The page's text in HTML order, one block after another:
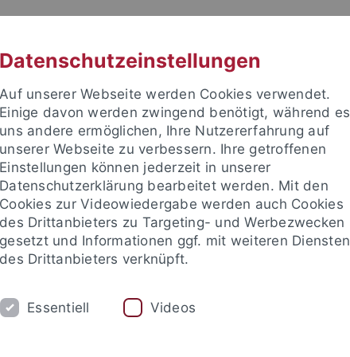
Alten Orients
Datenschutzeinstellungen
Auf unserer Webseite werden Cookies verwendet.
Einige davon werden zwingend benötigt, während es
uns andere ermöglichen, Ihre Nutzererfahrung auf
unserer Webseite zu verbessern. Ihre getroffenen
Einstellungen können jederzeit in unserer
Datenschutzerklärung bearbeitet werden. Mit den
Cookies zur Videowiedergabe werden auch Cookies
des Drittanbieters zu Targeting- und Werbezwecken
gesetzt und Informationen ggf. mit weiteren Diensten
des Drittanbieters verknüpft.
Essentiell Videos